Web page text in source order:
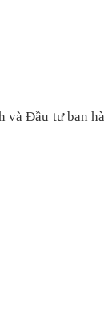
và Đầu tư ban